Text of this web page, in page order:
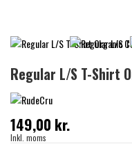
Regular L/S T-Shirt
149,00 kr.
Inkl. moms